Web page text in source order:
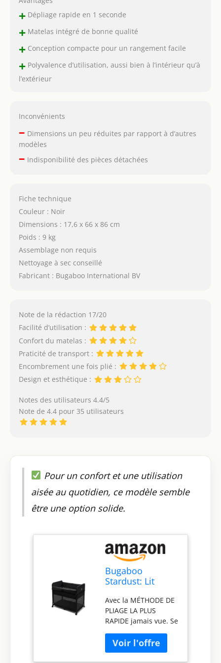
+Dépliage rapide en 1 seconde
+Matelas intégré de bonne qualité
+Conception compacte pour un rangement facile
+Polyvalence d’utilisation, aussi bien à l’intérieur qu’à
l’extérieur
Inconvénients
– Dimensions un peu réduites par rapport à d’autres
modèles
– Indisponibilité des pièces détachées
Fiche technique
Couleur : Noir
Dimensions : 17,6 x 66 x 86 cm
Poids : 9 kg
Assemblage non requis
Nettoyage à sec conseillé
Fabricant : Bugaboo International BV
Note de la rédaction 17/20
Facilité d’utilisation :
Confort du matelas :
Praticité de transport :
Encombrement une fois plié :
Design et esthétique :
Notes des utilisateurs 4.4/5
Note de 4.4 pour 35 utilisateurs
Pour un confort et une utilisation
aisée au quotidien, ce modèle semble
être une option solide.
Bugaboo
Stardust: Lit
Compact avec
Matelas, se
Déplie en 1
Seconde, avec
Sac de Transport,
0–4 Ans, Noir
Avec la MÉTHODE DE
PLIAGE LA PLUS
RAPIDE jamais vue. Se
déplie en 1 seconde
et se replie en
seulement 3